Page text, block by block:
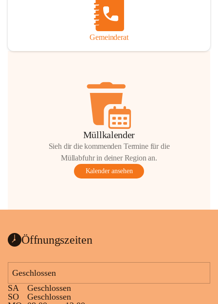
Gemeinderat
Müllkalender
Sieh dir die kommenden Termine für die
Müllabfuhr in deiner Region an.
Kalender ansehen
Öffnungszeiten
Geschlossen
SA
Geschlossen
SO
Geschlossen